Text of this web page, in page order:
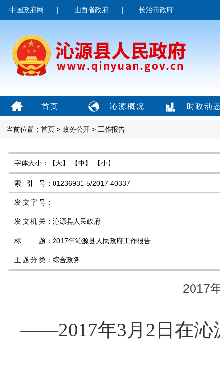
中国政府网 | 山西省政府 | 长治市政府
首页 沁源概况 时政动
当前位置： 首页 > 政务公开 > 工作报告
字体大小： 【大】 【中】 【小】
索引号 ： 01236931-5/2017-40337
发文字号 ：
发文机关 ： 沁源县人民政府
标题 ： 2017年沁源县人民政府工作报告
主题分类 ： 综合政务
2017
——2017年3月2日在沁